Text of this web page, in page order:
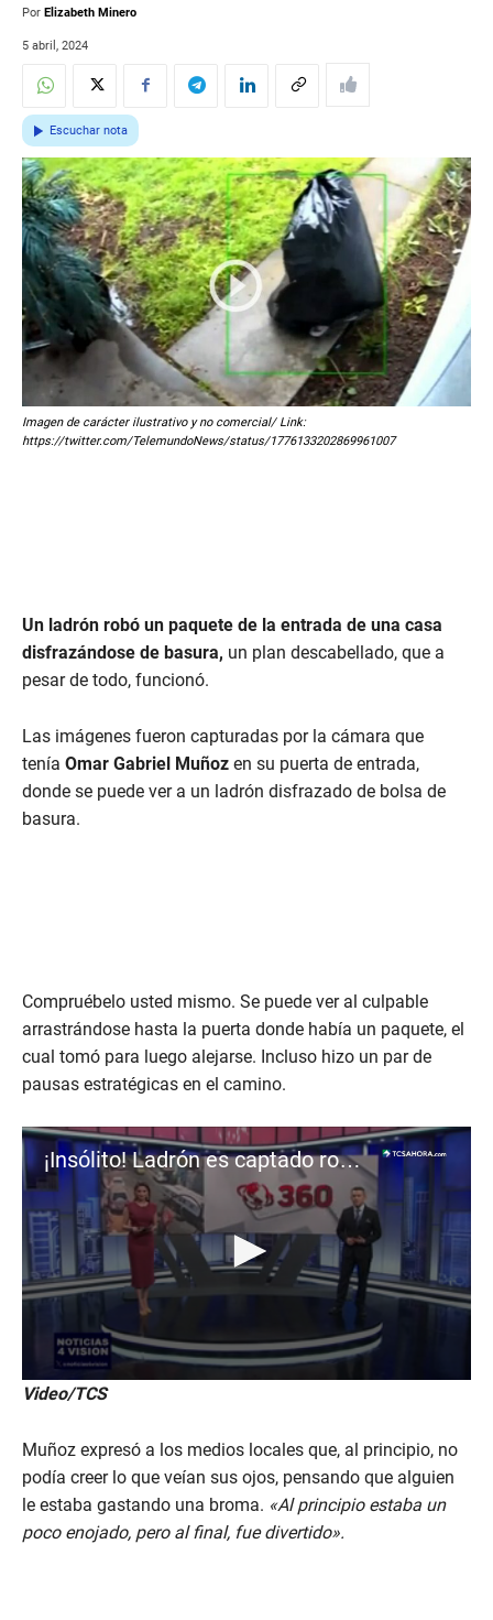
Por Elizabeth Minero
5 abril, 2024
Escuchar nota
Imagen de carácter ilustrativo y no comercial/ Link:
https://twitter.com/TelemundoNews/status/1776133202869961007
Un ladrón robó un paquete de la entrada de una casa
disfrazándose de basura, un plan descabellado, que a
pesar de todo, funcionó.
Las imágenes fueron capturadas por la cámara que
tenía Omar Gabriel Muñoz en su puerta de entrada,
donde se puede ver a un ladrón disfrazado de bolsa de
basura.
Compruébelo usted mismo. Se puede ver al culpable
arrastrándose hasta la puerta donde había un paquete, el
cual tomó para luego alejarse. Incluso hizo un par de
pausas estratégicas en el camino.
¡Insólito! Ladrón es captado robando con peculiar disfraz
0
s
c
o
n
d
s
o
f
Video/TCS
Muñoz expresó a los medios locales que, al principio, no
podía creer lo que veían sus ojos, pensando que alguien
le estaba gastando una broma. «Al principio estaba un
poco enojado, pero al final, fue divertido».